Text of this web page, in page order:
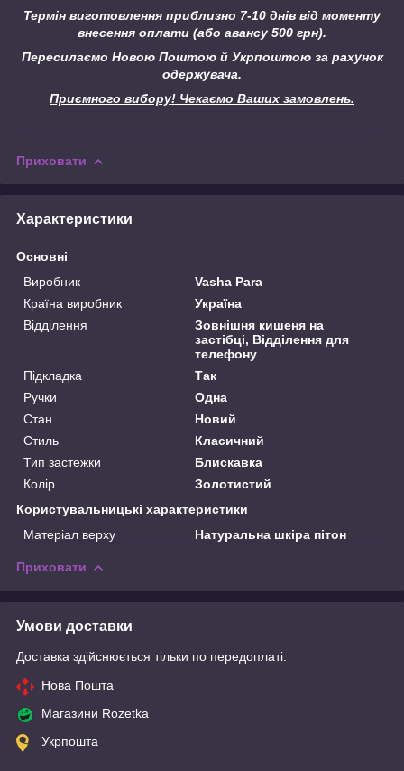
Термін виготовлення приблизно 7-10 днів від моменту
внесення оплати (або авансу 500 грн).
Пересилаємо Новою Поштою й Укрпоштою за рахунок
одержувача.
Приємного вибору! Чекаємо Ваших замовлень.
Приховати
Характеристики
Основні
Виробник
Vasha Para
Країна виробник
Україна
Відділення
Зовнішня кишеня на
застібці, Відділення для
телефону
Підкладка
Так
Ручки
Одна
Стан
Новий
Стиль
Класичний
Тип застежки
Блискавка
Колір
Золотистий
Користувальницькі характеристики
Матеріал верху
Натуральна шкіра пітон
Приховати
Умови доставки
Доставка здійснюється тільки по передоплаті.
Нова Пошта
Магазини Rozetka
Укрпошта